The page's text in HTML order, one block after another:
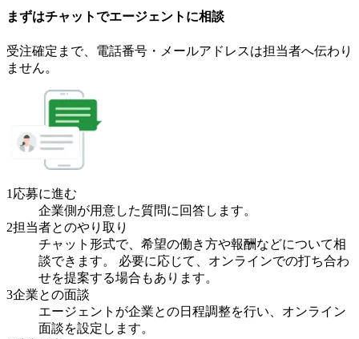
まずはチャットでエージェント に相談
受注確定まで、 電話番号・メールアドレスは担当者へ伝わり
ません。
1 応募に進む
企業側が用意した質問に回答します。
2担当者とのやり取り
チャット形式で、希望の働き方や報酬などについて相
談できます。 必要に応じて、オンラインでの打ち合わ
せを提案する場合もあります。
3企業との面談
エージェントが企業との日程調整を行い、オンライン
面談を設定します。